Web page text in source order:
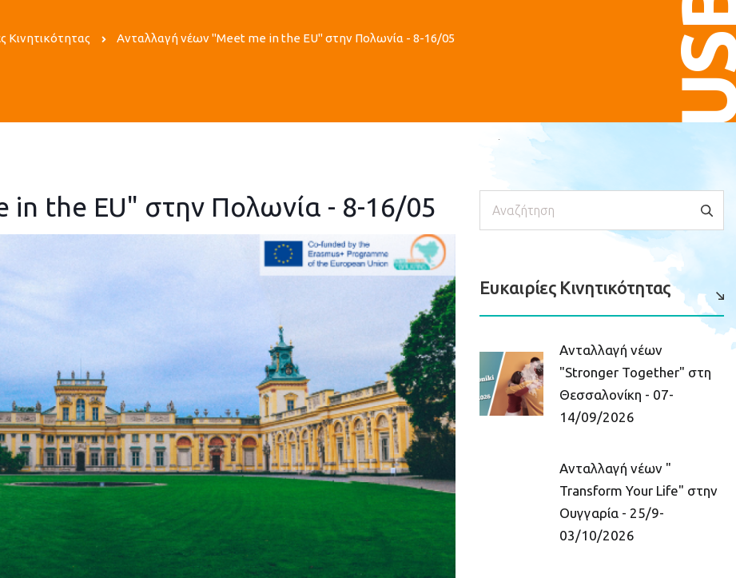
Κινητικότητας Ανταλλαγή νέων "Meet me in the EU" στην Πολωνία - 8-16/05
the EU" στην Πολωνία - 8-16/05
Ευκαιρίες Κινητικότητας
Ανταλλαγή νέων
"Stronger Together" στη
Θεσσαλονίκη - 07-
14/09/2026
Ανταλλαγή νέων "
Transform Your Life" στην
Ουγγαρία - 25/9-
03/10/2026